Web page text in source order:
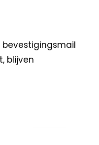
bevestigingsmail
blijven